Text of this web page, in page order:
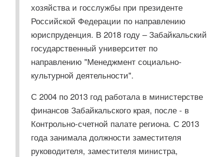
хозяйства и госслужбы при президенте
Российской Федерации по направлению
юриспруденция. В 2018 году – Забайкальский
государственный университет по
направлению "Менеджмент социально-
культурной деятельности".
С 2004 по 2013 год работала в министерстве
финансов Забайкальского края, после - в
Контрольно-счетной палате региона. С 2013
года занимала должности заместителя
руководителя, заместителя министра,